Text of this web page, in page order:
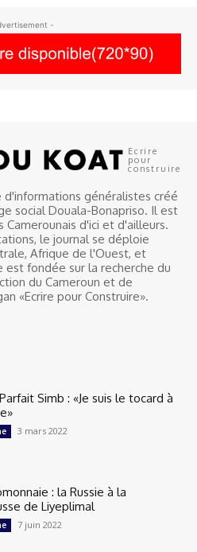
-
Ecrire
pour
construire
d'informations généralistes créé
social Douala-Bonapriso. Il est
Camerounais d'ici et d'ailleurs.
le journal se déploie
Afrique de l'Ouest, et
fondée sur la recherche du
du Cameroun et de
«Ecrire pour Construire».
Simb : «Je suis le tocard à
3 mars 2022
: la Russie à la
de Liyeplimal
7 juin 2022